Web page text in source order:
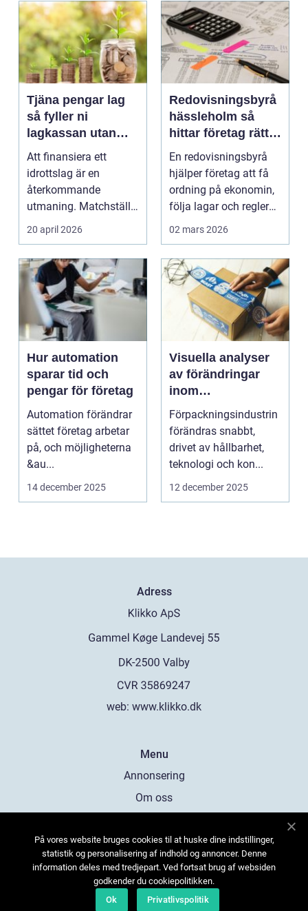
Tjäna pengar lag
så fyller ni
lagkassan utan
krångel
Att finansiera ett
idrottslag är en
återkommande
utmaning. Matchställ,
cuper, träningsläger,
utrustn...
20 april 2026
Redovisningsbyrå
hässleholm så
hittar företag rätt
stöd för ekonomin
En redovisningsbyrå
hjälper företag att få
ordning på ekonomin,
följa lagar och regler
och fatta bät...
02 mars 2026
Hur automation
sparar tid och
pengar för företag
Automation förändrar
sättet företag arbetar
på, och möjligheterna
&au...
14 december 2025
Visuella analyser
av förändringar
inom
förpackningsindus
trin
Förpackningsindustrin
förändras snabbt,
drivet av hållbarhet,
teknologi och kon...
12 december 2025
Adress
web: www.klikko.dk
Menu
Annonsering
Om oss
Kontakta oss
Sitemap
På vores website bruges cookies til at huske dine indstillinger,
statistik og personalisering af indhold og annoncer. Denne
information deles med tredjepart. Ved fortsat brug af websiden
godkender du cookiepolitikken.
Ok
Privatlivspolitik